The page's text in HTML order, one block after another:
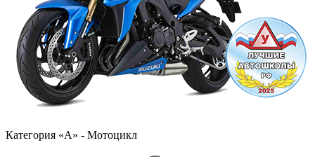
Категория «А» - Мотоцикл